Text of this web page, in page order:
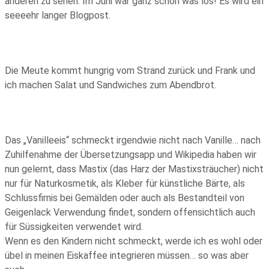
seeeehr langer Blogpost.
Die Meute kommt hungrig vom Strand zurück und Frank und
ich machen Salat und Sandwiches zum Abendbrot.
Das „Vanilleeis“ schmeckt irgendwie nicht nach Vanille… nach
Zuhilfenahme der Übersetzungsapp und Wikipedia haben wir
nun gelernt, dass Mastix (das Harz der Mastixsträucher) nicht
nur für Naturkosmetik, als Kleber für künstliche Bärte, als
Schlussfirnis bei Gemälden oder auch als Bestandteil von
Geigenlack Verwendung findet, sondern offensichtlich auch
für Süssigkeiten verwendet wird.
Wenn es den Kindern nicht schmeckt, werde ich es wohl oder
übel in meinen Eiskaffee integrieren müssen… so was aber